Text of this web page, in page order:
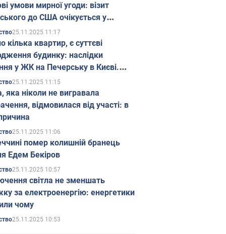
умови мирної угоди: візит
до США очікується у
25.11.2025 11:17
кілька квартир, є суттєві
будинку: наслідки
у ЖК на Печерську в Києві.
25.11.2025 11:15
яка ніколи не вигравала
відмовилася від участі: в
25.11.2025 11:06
помер колишній бранець
Едем Бекіров
25.11.2025 10:57
світла не зменшать
за електроенергію: енергетики
чому
25.11.2025 10:53